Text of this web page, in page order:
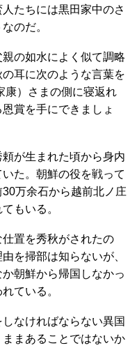
たちには黒田家中のさ
のだ。
の如水によく似て調略
耳に次のような言葉を
康）さまの側に寝返れ
賞を手にできましょ
が生まれた頃から身内
た。朝鮮の役を戦って
万余石から越前北ノ庄
もいる。
置を秀秋がされたの
を掃部は知らないが、
朝鮮から帰国しなかっ
ている。
なければならない異国
まあることではないか